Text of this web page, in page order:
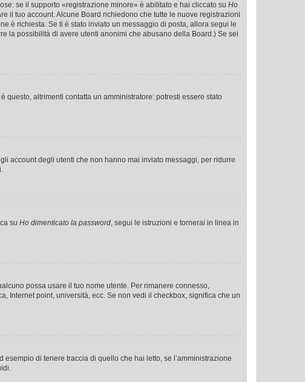
se il supporto «registrazione minore» è abilitato e hai cliccato su Ho
il tuo account. Alcune Board richiedono che tutte le nuove registrazioni
è richiesta. Se ti è stato inviato un messaggio di posta, allora segui le
la possibilità di avere utenti anonimi che abusano della Board.) Se sei
altrimenti contatta un amministratore: potresti essere stato
account degli utenti che non hanno mai inviato messaggi, per ridurre
su Ho dimenticato la password, segui le istruzioni e tornerai in linea in
possa usare il tuo nome utente. Per rimanere connesso,
Internet point, università, ecc. Se non vedi il checkbox, significa che un
di tenere traccia di quello che hai letto, se l’amministrazione